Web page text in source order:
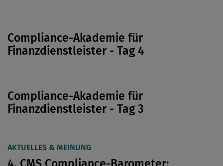
Compliance-Akademie für
Finanzdienstleister - Tag 4
Compliance-Akademie für
Finanzdienstleister - Tag 3
AKTUELLES & MEINUNG